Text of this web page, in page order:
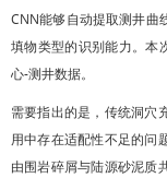
CNN能够自动提取测井曲
填物类型的识别能力。本
心-测井数据。
需要指出的是，传统洞穴
用中存在适配性不足的问
由围岩碎屑与陆源砂泥质